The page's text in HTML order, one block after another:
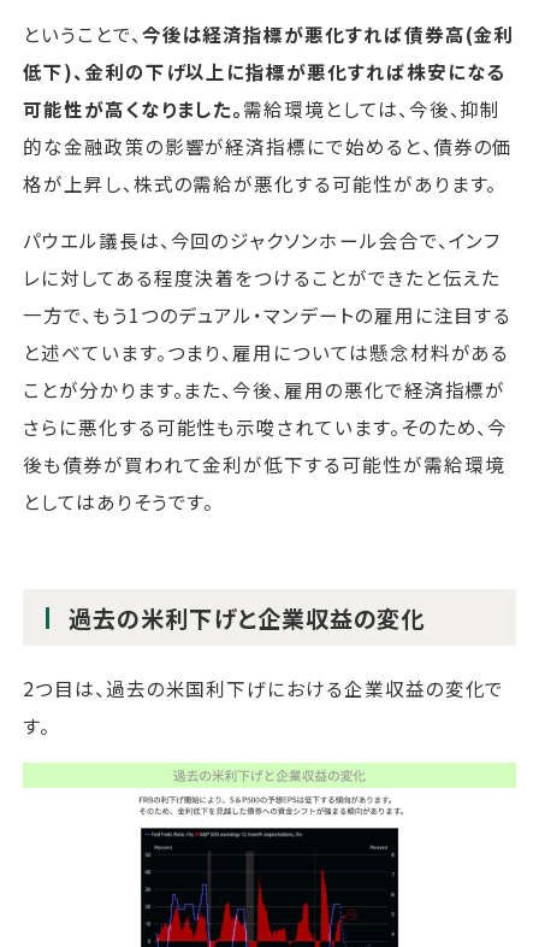
ということで、今後は経済指標が悪化すれば債券高(金利
低下)、金利の下げ以上に指標が悪化すれば株安になる
可能性が高くなりました。需給環境としては、今後、抑制
的な金融政策の影響が経済指標にで始めると、債券の価
格が上昇し、株式の需給が悪化する可能性があります。
パウエル議長は、今回のジャクソンホール会合で、インフ
レに対してある程度決着をつけることができたと伝えた
一方で、もう1つのデュアル・マンデートの雇用に注目する
と述べています。つまり、雇用については懸念材料がある
ことが分かります。また、今後、雇用の悪化で経済指標が
さらに悪化する可能性も示唆されています。そのため、今
後も債券が買われて金利が低下する可能性が需給環境
としてはありそうです。
過去の米利下げと企業収益の変化
2つ目は、過去の米国利下げにおける企業収益の変化で
す。